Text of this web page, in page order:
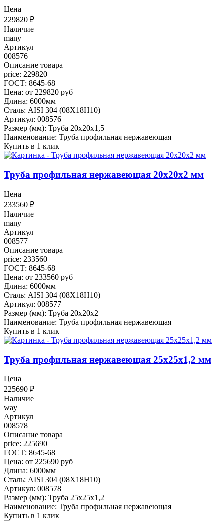
Цена
229820 ₽
Наличие
many
Артикул
008576
Описание товара
price: 229820
ГОСТ: 8645-68
Цена: от 229820 руб
Длина: 6000мм
Сталь: AISI 304 (08Х18Н10)
Артикул: 008576
Размер (мм): Труба 20х20х1,5
Наименование: Труба профильная нержавеющая
Купить в 1 клик
Труба профильная нержавеющая 20х20х2 мм
Цена
233560 ₽
Наличие
many
Артикул
008577
Описание товара
price: 233560
ГОСТ: 8645-68
Цена: от 233560 руб
Длина: 6000мм
Сталь: AISI 304 (08Х18Н10)
Артикул: 008577
Размер (мм): Труба 20х20х2
Наименование: Труба профильная нержавеющая
Купить в 1 клик
Труба профильная нержавеющая 25х25х1,2 мм
Цена
225690 ₽
Наличие
way
Артикул
008578
Описание товара
price: 225690
ГОСТ: 8645-68
Цена: от 225690 руб
Длина: 6000мм
Сталь: AISI 304 (08Х18Н10)
Артикул: 008578
Размер (мм): Труба 25х25х1,2
Наименование: Труба профильная нержавеющая
Купить в 1 клик